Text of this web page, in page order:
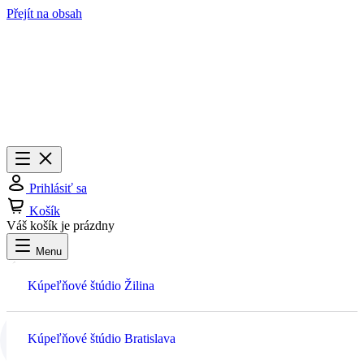
Přejít na obsah
Menu
Zavrieť
Prihlásiť sa
Košík
Váš košík je prázdny
Menu
Kúpeľňové štúdio Žilina
Kúpeľňové štúdio Bratislava
Košík